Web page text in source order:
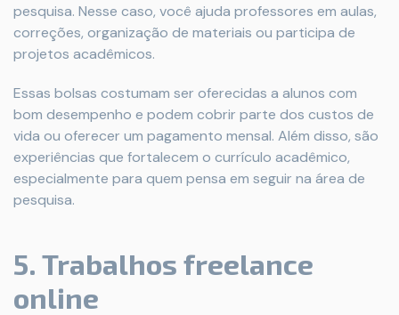
pesquisa. Nesse caso, você ajuda professores em aulas,
correções, organização de materiais ou participa de
projetos acadêmicos.
Essas bolsas costumam ser oferecidas a alunos com
bom desempenho e podem cobrir parte dos custos de
vida ou oferecer um pagamento mensal. Além disso, são
experiências que fortalecem o currículo acadêmico,
especialmente para quem pensa em seguir na área de
pesquisa.
5. Trabalhos freelance
online